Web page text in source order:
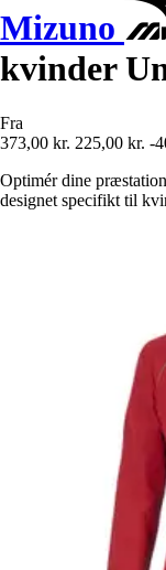
Mizuno
kvinder
Fra
373,00 kr. 225,00 kr. -
Optimér dine
designet specifikt til